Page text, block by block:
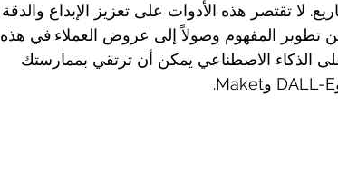
لا تقتصر هذه الأدوات على تعزيز الإبداع والدقة
تطوير المفهوم وصولاً إلى عروض العملاء.في هذه
الذكاء الاصطناعي يمكن أن ترتقي بممارستك